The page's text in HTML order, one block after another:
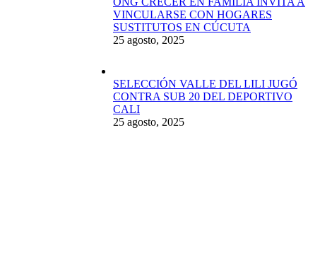
VINCULARSE CON HOGARES
SUSTITUTOS EN CÚCUTA
25 agosto, 2025
SELECCIÓN VALLE DEL LILI JUGÓ
CONTRA SUB 20 DEL DEPORTIVO
CALI
25 agosto, 2025